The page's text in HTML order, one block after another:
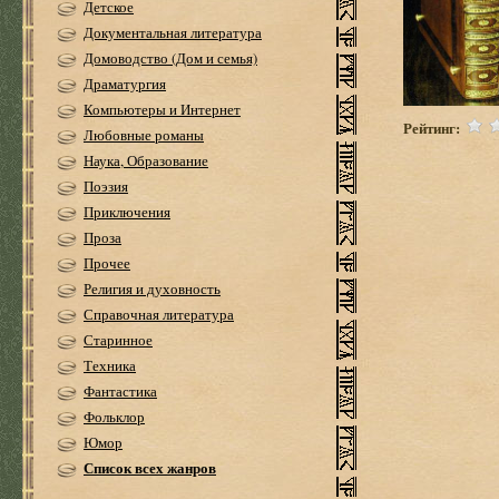
Детское
Документальная литература
Домоводство (Дом и семья)
Драматургия
Компьютеры и Интернет
Любовные романы
Наука, Образование
Поэзия
Приключения
Проза
Прочее
Религия и духовность
Справочная литература
Старинное
Техника
Фантастика
Фольклор
Юмор
Список всех жанров
Рейтинг: